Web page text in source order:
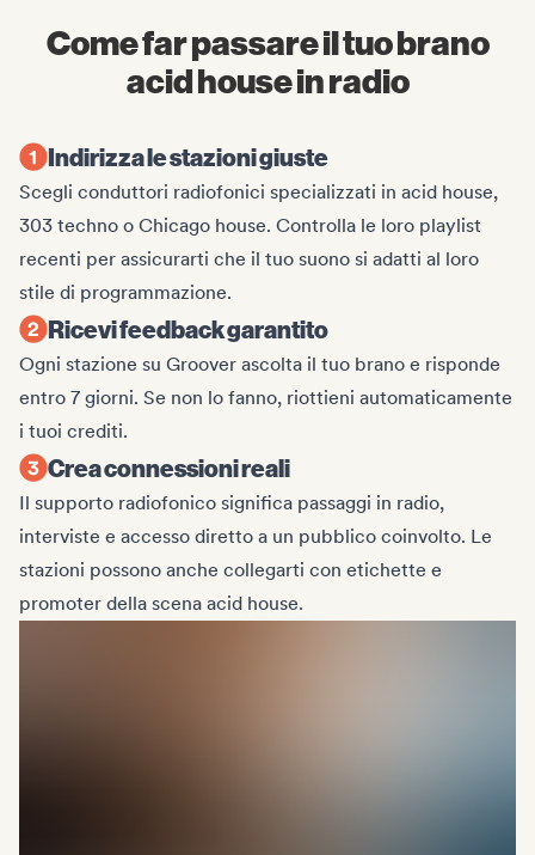
Come far passare il tuo brano
acid house in radio
Indirizza le stazioni giuste
Scegli conduttori radiofonici specializzati in acid house,
303 techno o Chicago house. Controlla le loro playlist
recenti per assicurarti che il tuo suono si adatti al loro
stile di programmazione.
Ricevi feedback garantito
Ogni stazione su Groover ascolta il tuo brano e risponde
entro 7 giorni. Se non lo fanno, riottieni automaticamente
i tuoi crediti.
Crea connessioni reali
Il supporto radiofonico significa passaggi in radio,
interviste e accesso diretto a un pubblico coinvolto. Le
stazioni possono anche collegarti con etichette e
promoter della scena acid house.